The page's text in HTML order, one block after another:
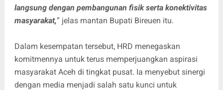
langsung dengan pembangunan fisik serta konektivitas
masyarakat,” jelas mantan Bupati Bireuen itu.
Dalam kesempatan tersebut, HRD menegaskan
komitmennya untuk terus memperjuangkan aspirasi
masyarakat Aceh di tingkat pusat. Ia menyebut sinergi
dengan media menjadi salah satu kunci untuk